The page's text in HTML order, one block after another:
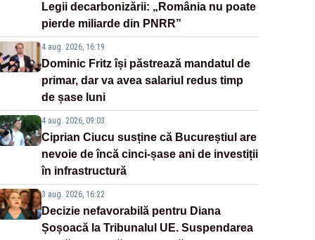
Legii decarbonizării: „România nu poate
pierde miliarde din PNRR”
4 aug. 2026, 16:19
Dominic Fritz își păstrează mandatul de
primar, dar va avea salariul redus timp
de șase luni
4 aug. 2026, 09:03
Ciprian Ciucu susține că Bucureștiul are
nevoie de încă cinci-șase ani de investiții
în infrastructură
3 aug. 2026, 16:22
Decizie nefavorabilă pentru Diana
Șoșoacă la Tribunalul UE. Suspendarea